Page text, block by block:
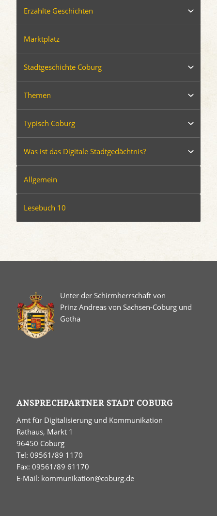
Erzählte Geschichten
Marktplatz
Stadtgeschichte Coburg
Themen
Typisch Coburg
Was ist das Digitale Stadtgedächtnis?
Allgemein
Lesebuch 10
Unter der Schirmherrschaft von
Prinz Andreas von Sachsen-Coburg und
Gotha
ANSPRECHPARTNER STADT COBURG
Amt für Digitalisierung und Kommunikation
Rathaus, Markt 1
96450 Coburg
Tel: 09561/89 1170
Fax: 09561/89 61170
E-Mail: kommunikation@coburg.de